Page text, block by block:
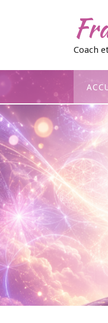
Coach